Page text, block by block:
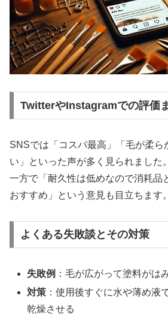
TwitterやInstagramでの評価
SNSでは「コスパ最高」「毛が柔ら
い」といった声が多く見られました。
一方で「耐久性は低めなので消耗品
おすすめ」という意見も目立ちます。
よくある失敗談とその対策
失敗例 ：毛が広がって塗料がは
対策 ：使用後すぐに水や薄め液
乾燥させる